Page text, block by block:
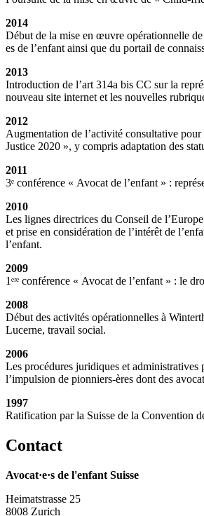
2014
Début de la mise en œuvre opérationnelle
es de l’enfant ainsi que du portail de
2013
Introduction de l’art 314a bis CC sur la
nouveau site internet et les nouvelles
2012
Augmentation de l’activité consultative
Justice 2020 », y compris adaptation des
2011
3ᵉ conférence « Avocat de l’enfant » :
2010
Les lignes directrices du Conseil de
et prise en considération de l’intérêt de
l’enfant.
2009
1ᵉʳᵉ conférence « Avocat de l’enfant » : le
2008
Début des activités opérationnelles à
Lucerne, travail social.
2006
Les procédures juridiques et administratives
l’impulsion de pionniers-ères dont des
1997
Ratification par la Suisse de la Convention
Contact
Avocat·e·s de l'enfant Suisse
Heimatstrasse 25
8008 Zurich